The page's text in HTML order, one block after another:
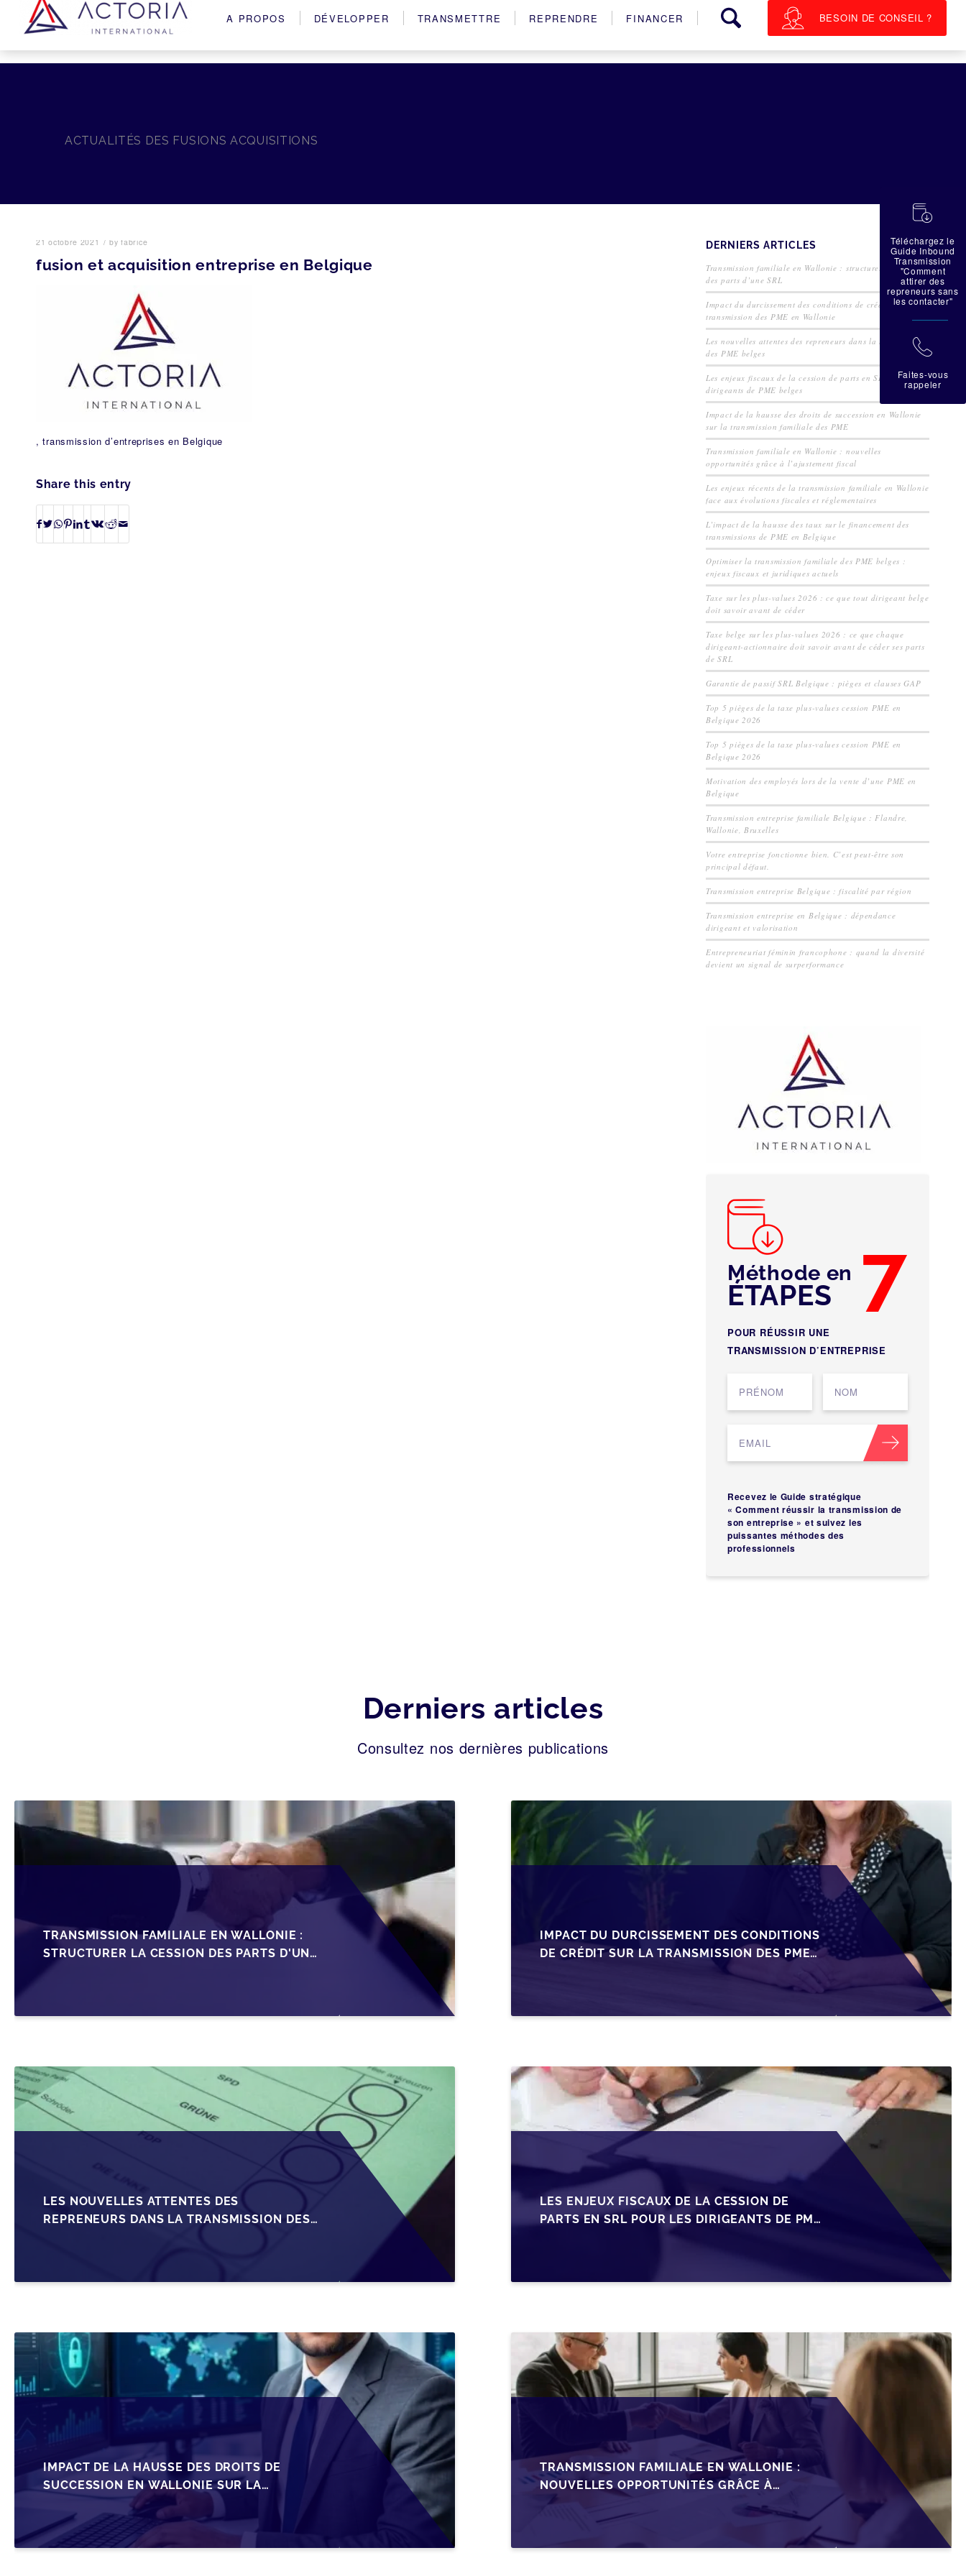
A PROPOS DÉVELOPPER TRANSMETTRE REPRENDRE FINANCER BESOIN DE CONSEIL ?
ACTUALITÉS DES FUSIONS ACQUISITIONS
21 octobre 2021 / byfabrice
fusion et acquisition entreprise en Belgique
, transmission d’entreprises en Belgique
Share this entry
DERNIERS ARTICLES
Transmission familiale en Wallonie : structurer la cession
des parts d’une SRL
Impact du durcissement des conditions de crédit sur la
transmission des PME en Wallonie
Les nouvelles attentes des repreneurs dans la transmission
des PME belges
Les enjeux fiscaux de la cession de parts en SRL pour les
dirigeants de PME belges
Impact de la hausse des droits de succession en Wallonie
sur la transmission familiale des PME
Transmission familiale en Wallonie : nouvelles
opportunités grâce à l’ajustement fiscal
Les enjeux récents de la transmission familiale en Wallonie
face aux évolutions fiscales et réglementaires
L’impact de la hausse des taux sur le financement des
transmissions de PME en Belgique
Optimiser la transmission familiale des PME belges :
enjeux fiscaux et juridiques actuels
Taxe sur les plus-values 2026 : ce que tout dirigeant belge
doit savoir avant de céder
Taxe belge sur les plus-values 2026 : ce que chaque
dirigeant-actionnaire doit savoir avant de céder ses parts
de SRL
Garantie de passif SRL Belgique : pièges et clauses GAP
Top 5 pièges de la taxe plus-values cession PME en
Belgique 2026
Top 5 pièges de la taxe plus-values cession PME en
Belgique 2026
Motivation des employés lors de la vente d’une PME en
Belgique
Transmission entreprise familiale Belgique : Flandre,
Wallonie, Bruxelles
Votre entreprise fonctionne bien. C’est peut-être son
principal défaut.
Transmission entreprise Belgique : fiscalité par région
Transmission entreprise en Belgique : dépendance
dirigeant et valorisation
Entrepreneuriat féminin francophone : quand la diversité
devient un signal de surperformance
Méthode en 7
ÉTAPES
POUR RÉUSSIR UNE
TRANSMISSION D’ENTREPRISE
Recevez le Guide stratégique
« Comment réussir la transmission de
son entreprise » et suivez les
puissantes méthodes des
professionnels
Derniers articles
Consultez nos dernières publications
TRANSMISSION FAMILIALE EN WALLONIE :
STRUCTURER LA CESSION DES PARTS D'UNE
SRL
IMPACT DU DURCISSEMENT DES CONDITIONS
DE CRÉDIT SUR LA TRANSMISSION DES PME
LES NOUVELLES ATTENTES DES
REPRENEURS DANS LA TRANSMISSION DES
LES ENJEUX FISCAUX DE LA CESSION DE
PARTS EN SRL POUR LES DIRIGEANTS DE PME
IMPACT DE LA HAUSSE DES DROITS DE
SUCCESSION EN WALLONIE SUR LA
TRANSMISSION FAMILIALE DES PME
TRANSMISSION FAMILIALE EN WALLONIE :
NOUVELLES OPPORTUNITÉS GRÂCE À
L’AJUSTEMENT FISCAL
蠟
Téléchargez le
Guide Inbound
Transmission
"Comment
attirer des
repreneurs sans
les contacter"
拉
Faites-vous
rappeler